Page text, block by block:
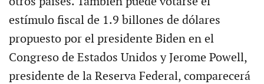
estímulo fiscal de 1.9 billones de dólares
propuesto por el presidente Biden en el
Congreso de Estados Unidos y Jerome Powell,
presidente de la Reserva Federal, comparecerá